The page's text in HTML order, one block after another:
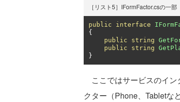
［リスト5］IFormFactor.csの一部
public interface
{
public
string
public
string
}
ここではサービスのイン
クター（Phone、Tabletな